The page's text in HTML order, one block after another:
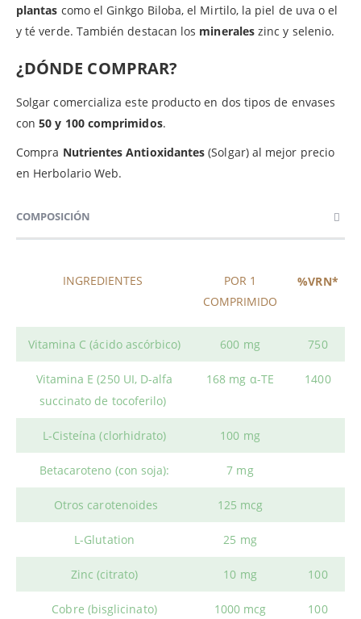
plantas como el Ginkgo Biloba, el Mirtilo, la piel de uva o el
y té verde. También destacan los mineraleszinc y selenio.
¿DÓNDE COMPRAR?
Solgar comercializa este producto en dos tipos de envases
con50 y 100 comprimidos.
Compra Nutrientes Antioxidantes (Solgar) al mejor precio
en Herbolario Web.
COMPOSICIÓN
INGREDIENTES
POR 1
COMPRIMIDO
%VRN*
Vitamina C(ácido ascórbico) 600 mg 750
Vitamina E(250 UI, D-alfa
succinato de tocoferilo)
168 mg α-TE 1400
L-Cisteína(clorhidrato) 100 mg
Betacaroteno (con soja): 7 mg
Otros carotenoides 125 mcg
L-Glutation 25 mg
Zinc (citrato) 10 mg 100
Cobre (bisglicinato) 1000 mcg 100